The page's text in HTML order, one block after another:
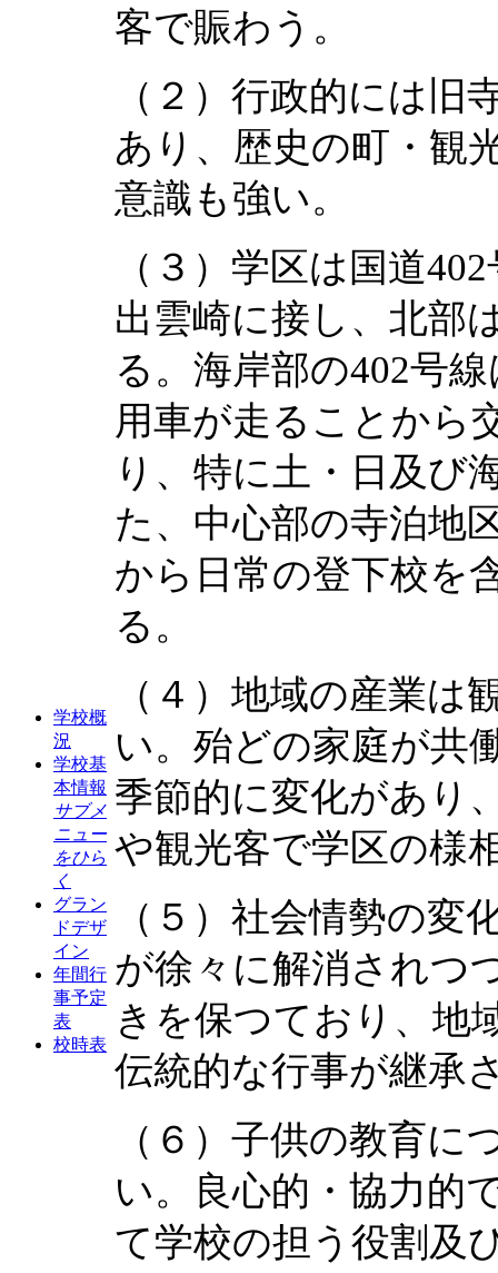
学校概
況
学校基
本情報
サブメ
ニュー
をひら
く
グラン
ドデザ
イン
年間行
事予定
表
校時表
客で賑わう。
（２）行政的には旧
あり、歴史の町・観
意識も強い。
（３）学区は国道
出雲崎に接し、北部
る。海岸部の402号
用車が走ることから
り、特に土・日及び
た、中心部の寺泊地
から日常の登下校を
る。
（４）地域の産業
い。殆どの家庭が共
季節的に変化があり
や観光客で学区の様
（５）社会情勢の変
が徐々に解消されつ
きを保つており、地
伝統的な行事が継承
（６）子供の教育に
い。良心的・協力的
て学校の担う役割及